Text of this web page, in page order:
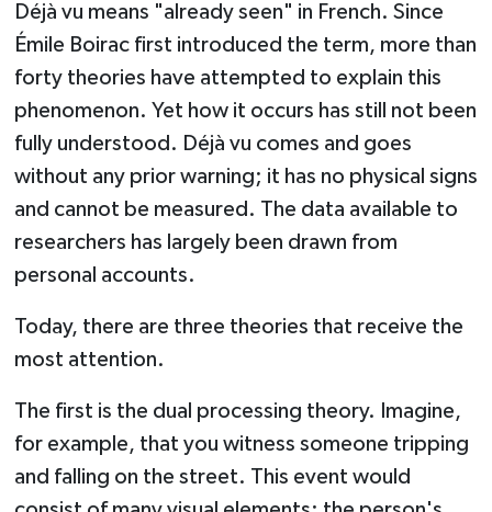
Déjà vu means "already seen" in French. Since
Émile Boirac first introduced the term, more than
forty theories have attempted to explain this
phenomenon. Yet how it occurs has still not been
fully understood. Déjà vu comes and goes
without any prior warning; it has no physical signs
and cannot be measured. The data available to
researchers has largely been drawn from
personal accounts.
Today, there are three theories that receive the
most attention.
The first is the dual processing theory. Imagine,
for example, that you witness someone tripping
and falling on the street. This event would